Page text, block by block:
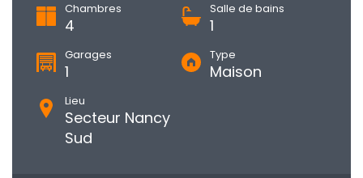
Chambres
4
Salle de bains
1
Garages
1
Type
Maison
Lieu
Secteur Nancy
Sud